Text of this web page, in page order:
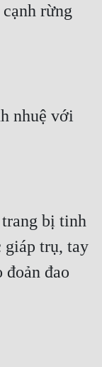
rừng
nhuệ với
bị tinh
giáp trụ, tay
đoản đao